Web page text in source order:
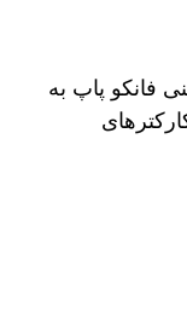
فانکو پاپ به